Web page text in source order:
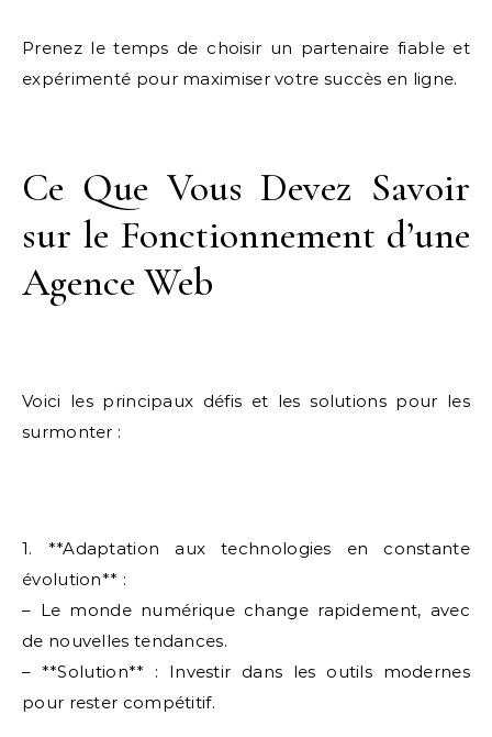
Prenez le temps de choisir un partenaire fiable et
expérimenté pour maximiser votre succès en ligne.
Ce Que Vous Devez Savoir
sur le Fonctionnement d’une
Agence Web
Voici les principaux défis et les solutions pour les
surmonter :
1. **Adaptation aux technologies en constante
évolution** :
– Le monde numérique change rapidement, avec
de nouvelles tendances.
– **Solution** : Investir dans les outils modernes
pour rester compétitif.